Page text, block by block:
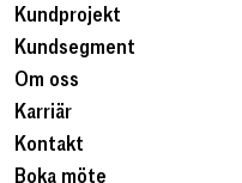
Kundprojekt
Kundsegment
Om oss
Karriär
Kontakt
Boka möte